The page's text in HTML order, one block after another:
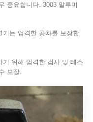
중요합니다. 3003 알루미
기는 엄격한 공차를 보장합
위해 엄격한 검사 및 테스
보장.